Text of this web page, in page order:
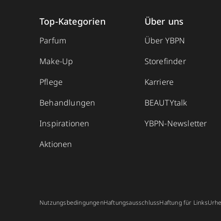
Top-Kategorien
Parfum
Make-Up
Pflege
Behandlungen
Inspirationen
Aktionen
Über uns
Über YBPN
Storefinder
Karriere
BEAUTYtalk
YBPN-Newsletter
NutzungsbedingungenHaftungsausschlussHaftung für Links